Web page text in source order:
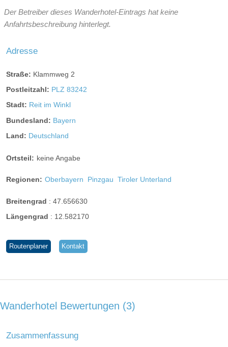
Der Betreiber dieses Wanderhotel-Eintrags hat keine
Anfahrtsbeschreibung hinterlegt.
Adresse
Straße: Klammweg 2
Postleitzahl: PLZ 83242
Stadt: Reit im Winkl
Bundesland: Bayern
Land: Deutschland
Ortsteil: keine Angabe
Regionen: Oberbayern Pinzgau Tiroler Unterland
Breitengrad : 47.656630
Längengrad : 12.582170
Routenplaner Kontakt
Wanderhotel Bewertungen 3
Zusammenfassung